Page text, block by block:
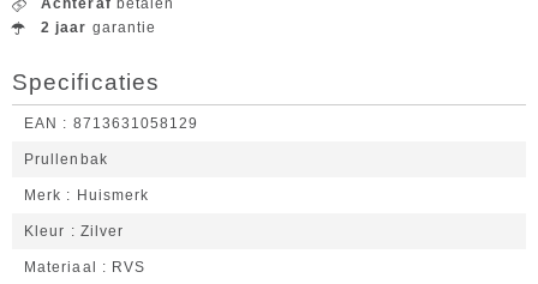
Achteraf betalen
2 jaar garantie
Specificaties
EAN 8713631058129
Prullenbak
Merk Huismerk
Kleur Zilver
Materiaal RVS